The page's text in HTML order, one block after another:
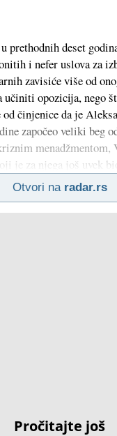
prethodnih deset
i nefer uslova za
zavisiće više od
učiniti opozicija, nego
činjenice da je
započeo veliki beg
je za njega još uvek
Otvori na radar.rs
Pročitajte još